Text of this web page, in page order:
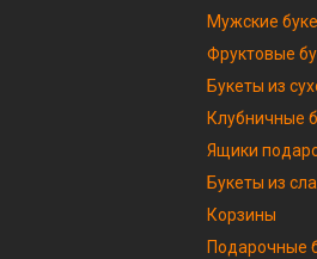
Мужские
Фруктовые
Букеты из
Клубничные
Ящики
Букеты из
Корзины
Подарочные